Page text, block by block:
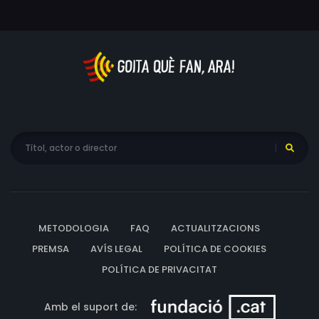
METODOLOGIA FAQ
ACTUALITZACIONS
PREMSA
AVÍS LEGAL
POLÍTICA DE COOKIES
POLÍTICA DE PRIVACITAT
Amb el suport de: